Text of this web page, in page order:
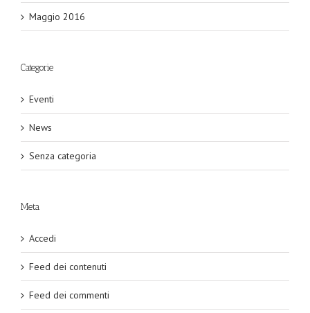
Maggio 2016
Categorie
Eventi
News
Senza categoria
Meta
Accedi
Feed dei contenuti
Feed dei commenti